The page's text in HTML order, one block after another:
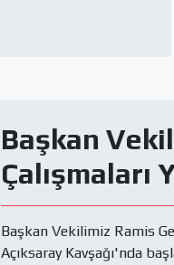
Başkan
Başkan Vekilimiz Ramis
Açıksaray Kavşağı'nda